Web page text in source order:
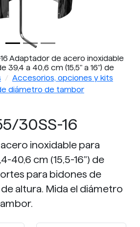
Adaptador de acero inoxidable
39,4 a 40,6 cm (15,5" a 16") de
diámetro
Accesorios, opciones y kits
diámetro de tambor
30SS-16
inoxidable para
40,6 cm (15,5-16") de
para bidones de
altura. Mida el diámetro